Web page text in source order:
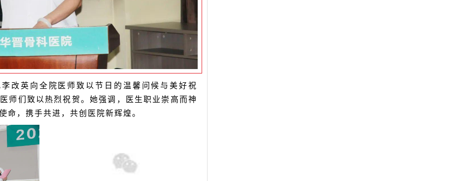
改英向全院医师致以节日的温馨问候与美好祝
师们致以热烈祝贺。她强调，医生职业崇高而神
命，携手共进，共创医院新辉煌。